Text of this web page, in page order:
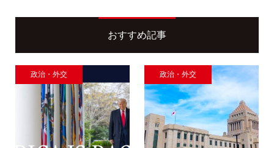
おすすめ記事
政治・外交 政治・外交